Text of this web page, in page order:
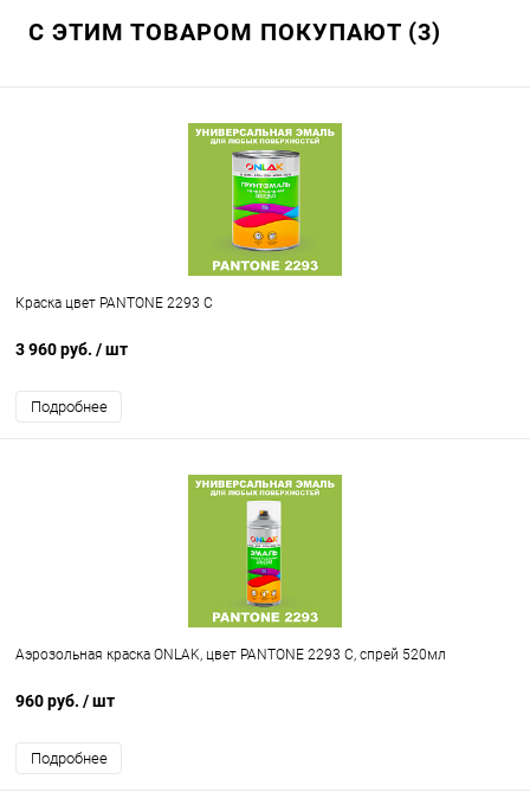
С ЭТИМ ТОВАРОМ ПОКУПАЮТ (3)
Краска цвет PANTONE 2293 C
3 960 руб. / шт
Подробнее
Аэрозольная краска ONLAK, цвет PANTONE 2293 C, спрей 520мл
960 руб. / шт
Подробнее